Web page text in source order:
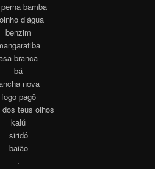
bamba
d’água
benzim
branca
bá
nova
fogo pagô
dos teus olhos
kalú
siridó
baião
.